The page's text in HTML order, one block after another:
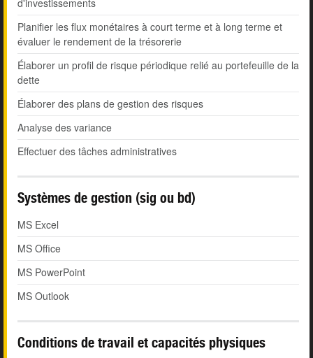
d'investissements
Planifier les flux monétaires à court terme et à long terme et
évaluer le rendement de la trésorerie
Élaborer un profil de risque périodique relié au portefeuille de la
dette
Élaborer des plans de gestion des risques
Analyse des variance
Effectuer des tâches administratives
Systèmes de gestion (sig ou bd)
MS Excel
MS Office
MS PowerPoint
MS Outlook
Conditions de travail et capacités physiques